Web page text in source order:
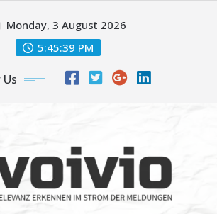
Monday, 3 August 2026
5:45:40 PM